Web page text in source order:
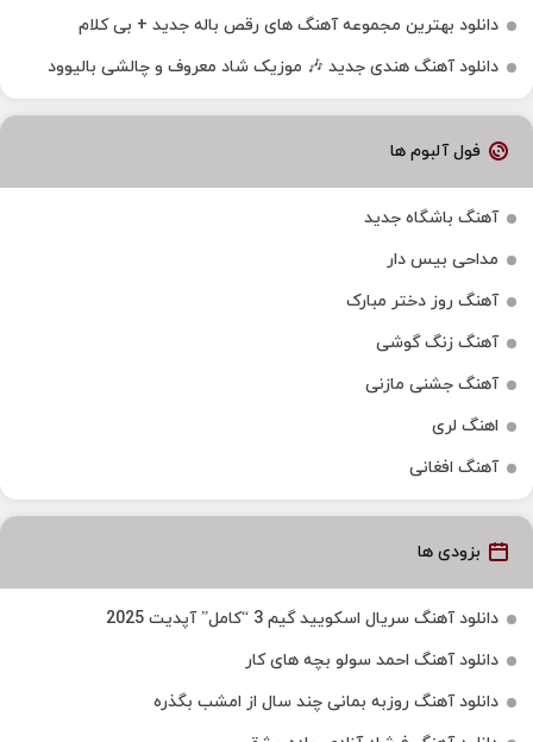
دانلود بهترین مجموعه آهنگ های رقص باله جدید + بی کلام
دانلود آهنگ هندی جدید 🎶 موزیک شاد معروف و چالشی بالیوود
فول آلبوم ها
آهنگ باشگاه جدید
مداحی بیس دار
آهنگ روز دختر مبارک
آهنگ زنگ گوشی
آهنگ جشنی مازنی
اهنگ لری
آهنگ افغانی
بزودی ها
دانلود آهنگ سریال اسکویید گیم 3 “کامل” آپدیت 2025
دانلود آهنگ احمد سولو بچه های کار
دانلود آهنگ روزبه بمانی چند سال از امشب بگذره